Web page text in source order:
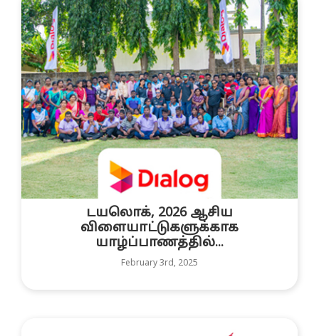
டயலொக், 2026 ஆசிய
விளையாட்டுகளுக்காக
யாழ்ப்பாணத்தில்...
February 3rd, 2025